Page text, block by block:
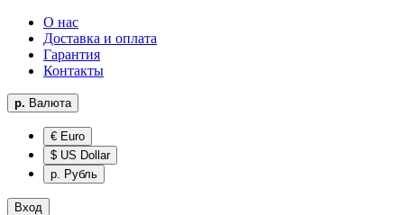
О нас
Доставка и оплата
Гарантия
Контакты
р. Валюта
€ Euro
$ US Dollar
р. Рубль
Вход